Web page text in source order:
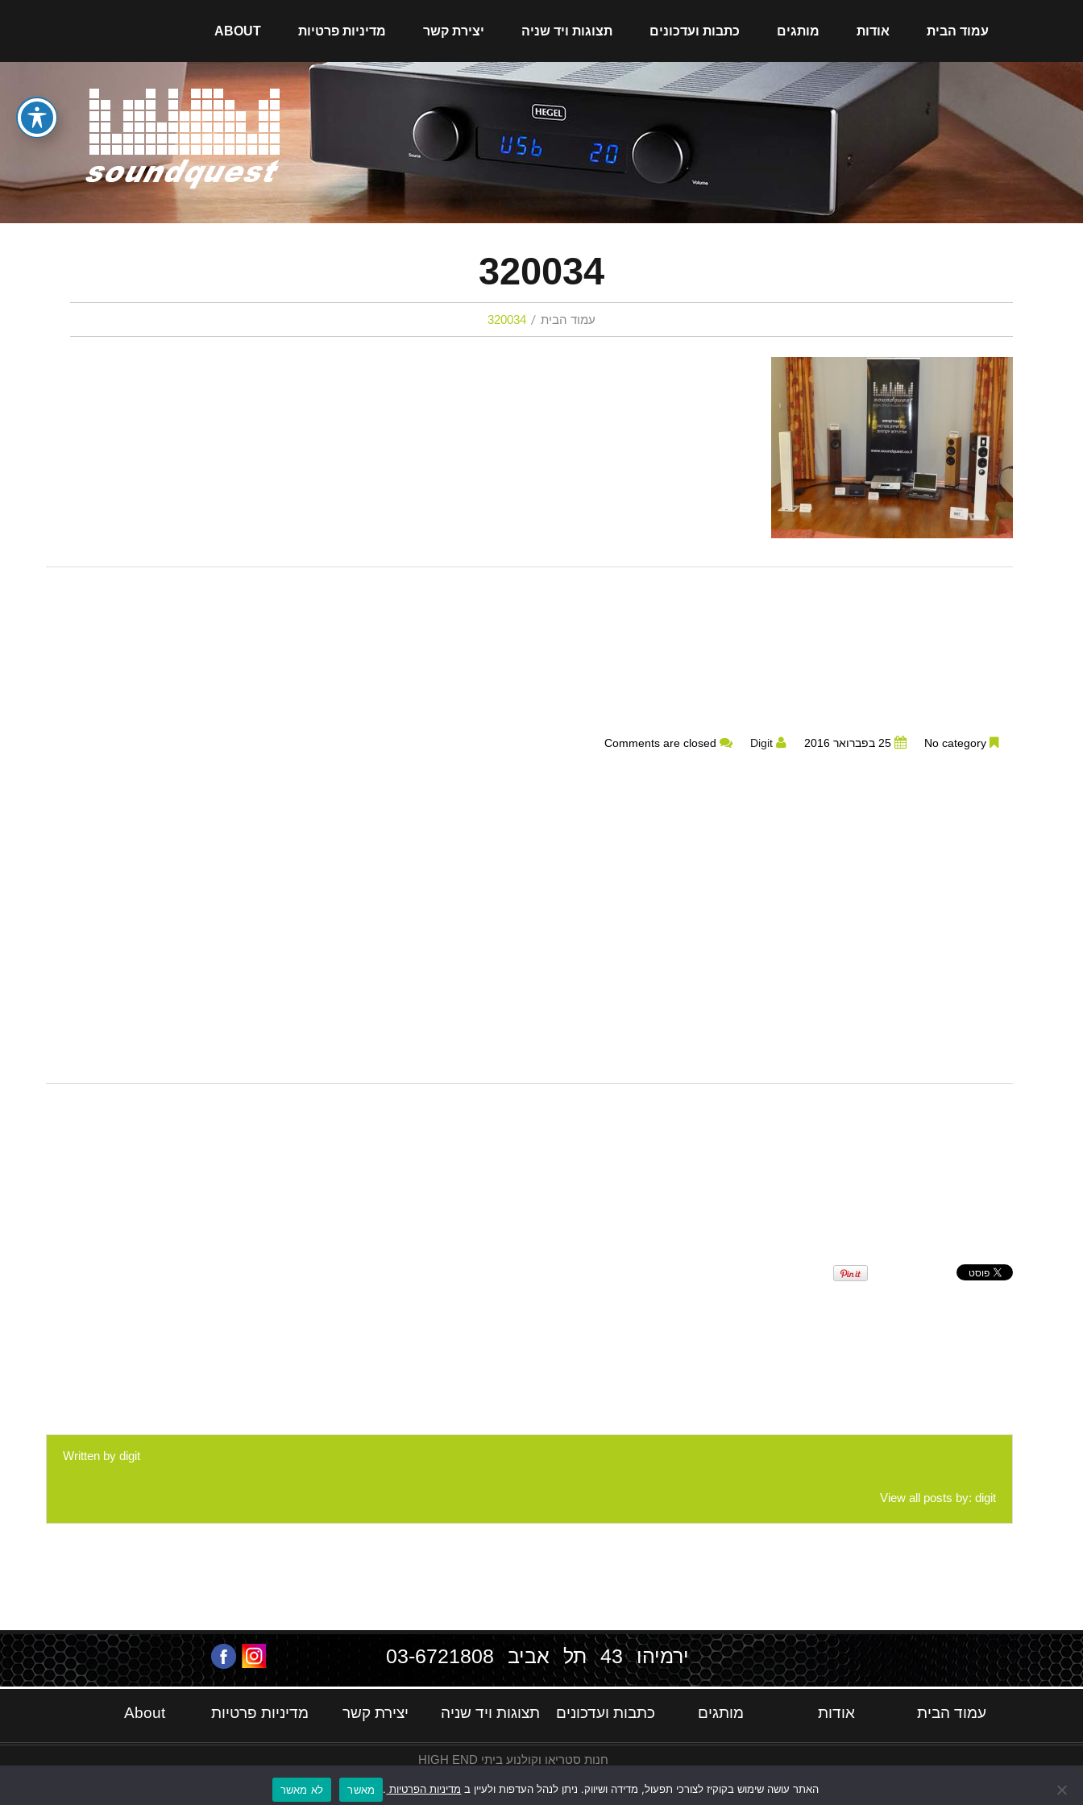
עמוד הבית אודות מותגים כתבות ועדכונים תצוגות ויד שניה יצירת קשר מדיניות פרטיות ABOUT
320034
עמוד הבית 320034
25 בפברואר 2016 Digit
Comments are closed
Written by digit
View all posts by: digit
ירמיהו 43 תל אביב 03-6721808
עמוד הבית אודות מותגים כתבות ועדכונים תצוגות ויד שניה יצירת קשר מדיניות פרטיות About
חנות סטריאו וקולנוע ביתי HIGH END
האתר עושה שימוש בקוקיז לצורכי תפעול, מדידה ושיווק. ניתן לנהל העדפות ולעיין ב מדיניות הפרטיות . מאשר לא מאשר